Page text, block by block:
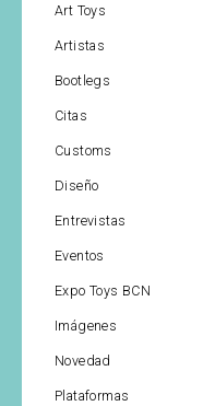
Art Toys
Artistas
Bootlegs
Citas
Customs
Diseño
Entrevistas
Eventos
Expo Toys BCN
Imágenes
Novedad
Plataformas